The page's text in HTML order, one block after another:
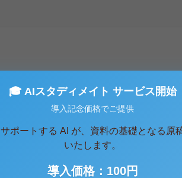
配布は著作権法違反となります。
🎓 AIスタディメイト サービス開始
導入記念価格でご提供
ポートする AI が、資料の基礎となる原
いたします。
導入価格：100円